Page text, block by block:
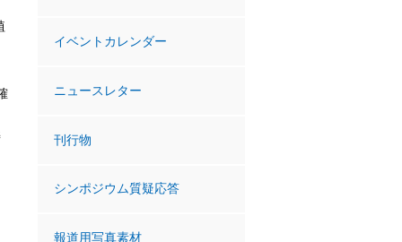
イベントカレンダー
ニュースレター
刊行物
シンポジウム質疑応答
報道用写真素材